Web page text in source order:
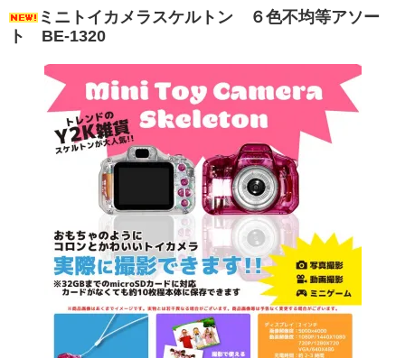
ミニトイカメラスケルトン ６色不均等アソー
ト BE-1320